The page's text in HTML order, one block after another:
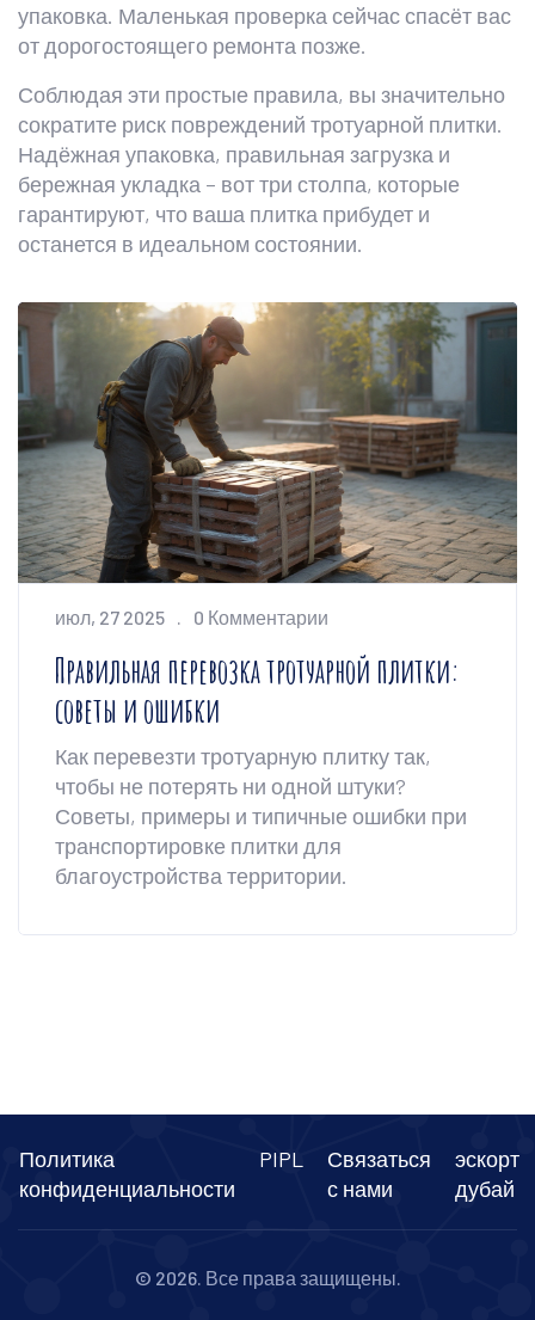
упаковка. Маленькая проверка сейчас спасёт вас
от дорогостоящего ремонта позже.
Соблюдая эти простые правила, вы значительно
сократите риск повреждений тротуарной плитки.
Надёжная упаковка, правильная загрузка и
бережная укладка – вот три столпа, которые
гарантируют, что ваша плитка прибудет и
останется в идеальном состоянии.
июл, 27 2025 0 Комментарии
Правильная перевозка тротуарной плитки:
советы и ошибки
Как перевезти тротуарную плитку так,
чтобы не потерять ни одной штуки?
Советы, примеры и типичные ошибки при
транспортировке плитки для
благоустройства территории.
Политика
конфиденциальности
PIPL
Связаться
с нами
эскорт
дубай
© 2026. Все права защищены.